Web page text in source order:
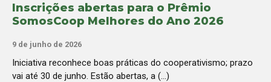
Inscrições abertas para o Prêmio
SomosCoop Melhores do Ano 2026
9 de junho de 2026
Iniciativa reconhece boas práticas do cooperativismo; prazo
vai até 30 de junho. Estão abertas, a (...)